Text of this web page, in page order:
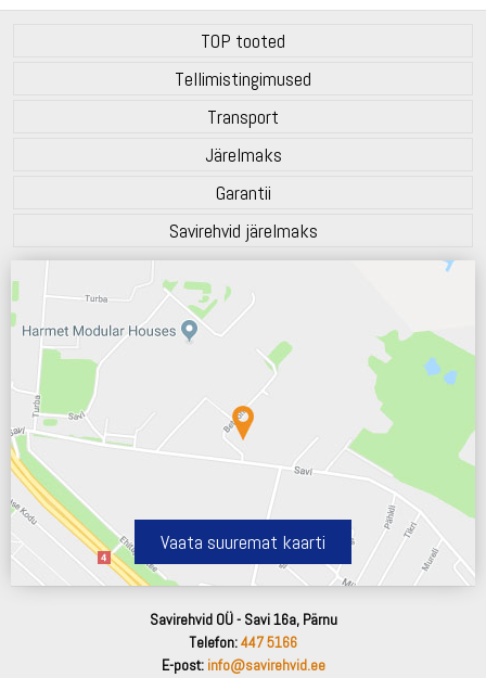
TOP tooted
Tellimistingimused
Transport
Järelmaks
Garantii
Savirehvid järelmaks
Vaata suuremat kaarti
Savirehvid OÜ - Savi 16a, Pärnu
Telefon:447 5166
E-post: info@savirehvid.ee